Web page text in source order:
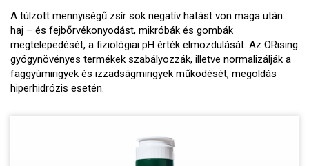
A túlzott mennyiségű zsír sok negatív hatást von maga után:
haj – és fejbőrvékonyodást, mikróbák és gombák
megtelepedését, a fiziológiai pH érték elmozdulását. Az ORising
gyógynövényes termékek szabályozzák, illetve normalizálják a
faggyúmirigyek és izzadságmirigyek működését, megoldás
hiperhidrózis esetén.